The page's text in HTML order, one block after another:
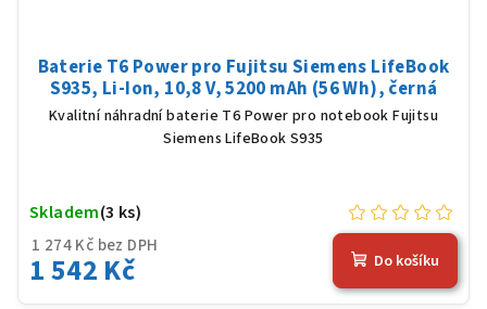
Baterie T6 Power pro Fujitsu Siemens LifeBook
S935, Li-Ion, 10,8 V, 5200 mAh (56 Wh), černá
Kvalitní náhradní baterie T6 Power pro notebook Fujitsu
Siemens LifeBook S935
1 274 Kč bez DPH
1 542 Kč
Skladem(3 ks)
Do košíku